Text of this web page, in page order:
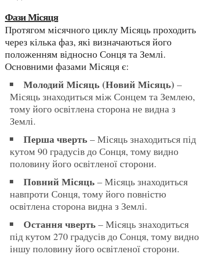
Фази Місяця
Протягом місячного циклу Місяць проходить
через кілька фаз, які визначаються його
положенням відносно Сонця та Землі.
Основними фазами Місяця є:
Молодий Місяць (Новий Місяць) –
Місяць знаходиться між Сонцем та Землею,
тому його освітлена сторона не видна з
Землі.
Перша чверть – Місяць знаходиться під
кутом 90 градусів до Сонця, тому видно
половину його освітленої сторони.
Повний Місяць – Місяць знаходиться
навпроти Сонця, тому його повністю
освітлена сторона видна з Землі.
Остання чверть – Місяць знаходиться
під кутом 270 градусів до Сонця, тому видно
іншу половину його освітленої сторони.